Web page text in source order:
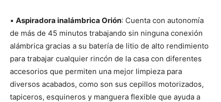
• Aspiradora inalámbrica Orión: Cuenta con autonomía
de más de 45 minutos trabajando sin ninguna conexión
alámbrica gracias a su batería de litio de alto rendimiento
para trabajar cualquier rincón de la casa con diferentes
accesorios que permiten una mejor limpieza para
diversos acabados, como son sus cepillos motorizados,
tapiceros, esquineros y manguera flexible que ayuda a